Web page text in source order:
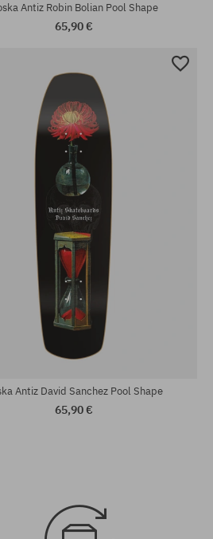
Antiz Robin Bolian Pool Shape
65,90 €
Antiz David Sanchez Pool Shape
65,90 €